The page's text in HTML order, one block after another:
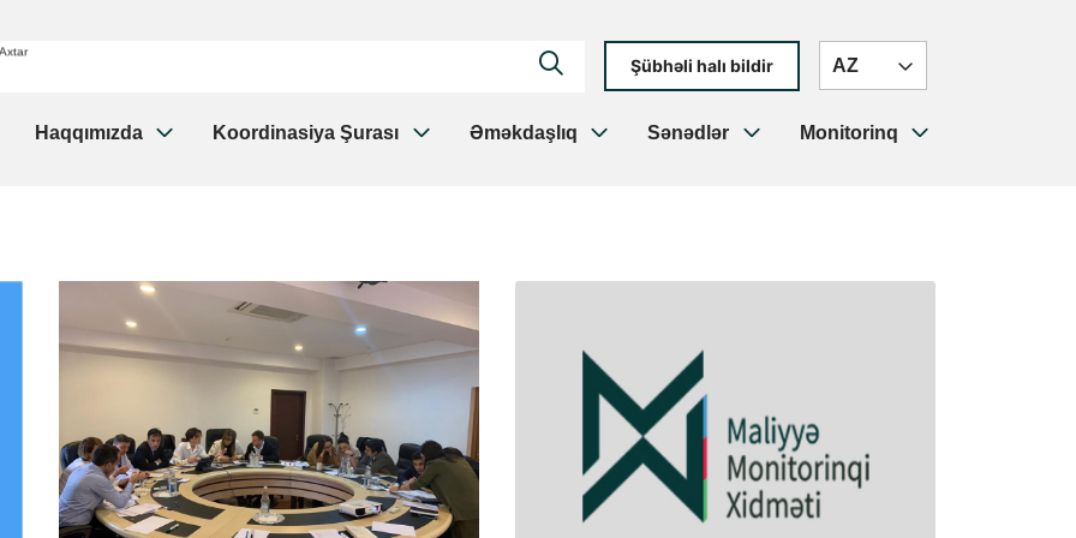
Axtar
Şübhəli halı bildir AZ
Haqqımızda Koordinasiya Şurası Əməkdaşlıq Sənədlər Monitorinq